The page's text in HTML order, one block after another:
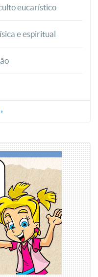
eucarístico
e espiritual
»